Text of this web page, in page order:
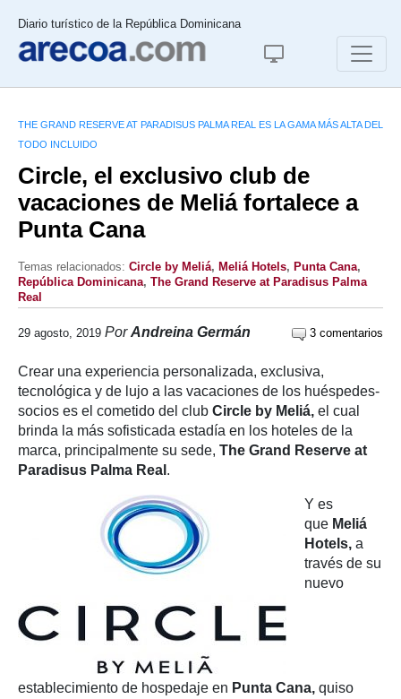
Diario turístico de la República Dominicana
THE GRAND RESERVE AT PARADISUS PALMA REAL ES LA GAMA MÁS ALTA DEL
TODO INCLUIDO
Circle, el exclusivo club de
vacaciones de Meliá fortalece a
Punta Cana
Temas relacionados: Circle by Meliá, Meliá Hotels, Punta Cana,
República Dominicana, The Grand Reserve at Paradisus Palma
Real
29 agosto, 2019 PorAndreina Germán 3 comentarios
Crear una experiencia personalizada, exclusiva,
tecnológica y de lujo a las vacaciones de los huéspedes-
socios es el cometido del club Circle by Meliá, el cual
brinda la más sofisticada estadía en los hoteles de la
marca, principalmente su sede, The Grand Reserve at
Paradisus Palma Real .
Y es
que Meliá
Hotels, a
través de su
nuevo
establecimiento de hospedaje en Punta Cana, quiso